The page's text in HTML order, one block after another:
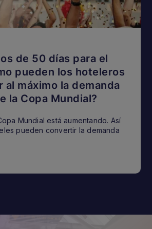
de 50 días para el
pueden los hoteleros
al máximo la demanda
la Copa Mundial?
Mundial está aumentando. Así
pueden convertir la demanda